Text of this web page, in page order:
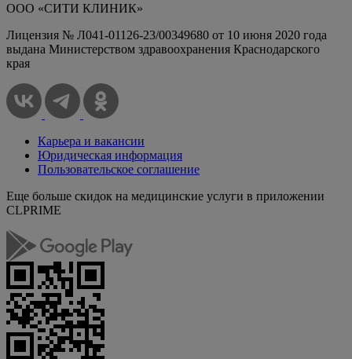
ООО «СИТИ КЛИНИК»
Лицензия № Л041-01126-23/00349680 от 10 июня 2020 года
выдана Министерством здравоохранения Краснодарского
края
Карьера и вакансии
Юридическая информация
Пользовательское соглашение
Еще больше скидок на медицинские услуги в приложении
CLPRIME